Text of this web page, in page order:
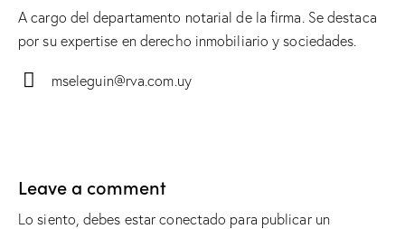
A cargo del departamento notarial de la firma. Se destaca
por su expertise en derecho inmobiliario y sociedades.
mseleguin@rva.com.uy
Leave a comment
Lo siento, debes estarconectado para publicar un